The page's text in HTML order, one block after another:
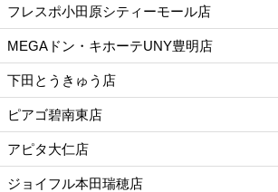
フレスポ小田原シティーモール店
MEGAドン・キホーテUNY豊明店
下田とうきゅう店
ピアゴ碧南東店
アピタ大仁店
ジョイフル本田瑞穂店